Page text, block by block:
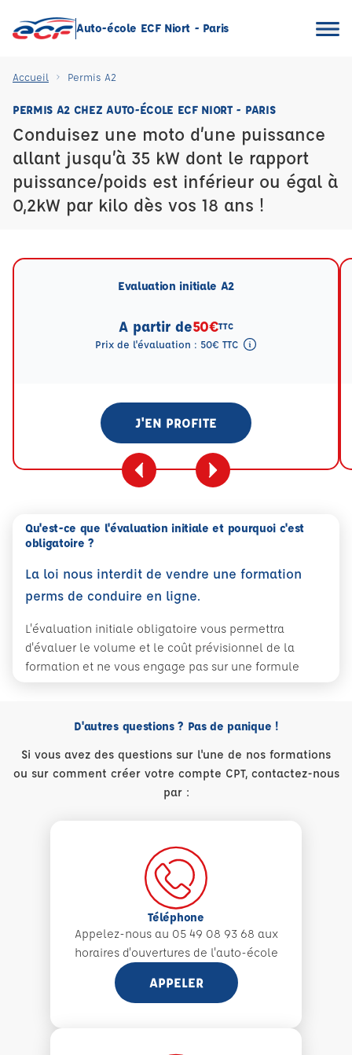
Auto-école ECF Niort - Paris
Accueil Permis A2
PERMIS A2 CHEZ AUTO-ÉCOLE ECF NIORT - PARIS
Conduisez une moto d’une puissance
allant jusqu’à 35 kW dont le rapport
puissance/poids est inférieur ou égal à
0,2kW par kilo dès vos 18 ans !
Evaluation initiale A2
A partir de50€TTC
Prix de l'évaluation : 50€ TTC
J'EN PROFITE
Qu'est-ce que l'évaluation initiale et pourquoi c'est
obligatoire ?
La loi nous interdit de vendre une formation
perms de conduire en ligne.
L'évaluation initiale obligatoire vous permettra
d'évaluer le volume et le coût prévisionnel de la
formation et ne vous engage pas sur une formule
D'autres questions ? Pas de panique !
Si vous avez des questions sur l'une de nos formations
ou sur comment créer votre compte CPT, contactez-nous
par :
Téléphone
Appelez-nous au 05 49 08 93 68 aux
horaires d'ouvertures de l'auto-école
APPELER